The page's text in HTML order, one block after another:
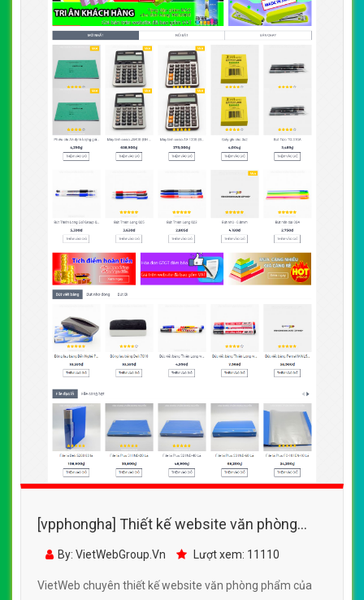
[vpphongha] Thiết kế website văn phòng
phẩm của Phùng Nguyên
By: VietWebGroup.Vn Lượt xem: 11110
VietWeb chuyên thiết kế website văn phòng phẩm của